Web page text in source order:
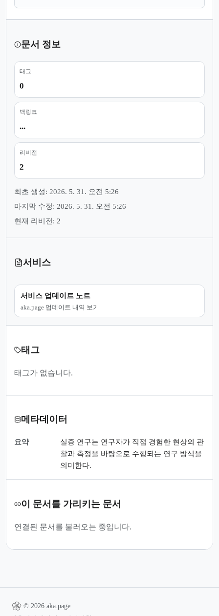
문서 정보
태그
0
백링크
...
리비전
2
최초 생성: 2026. 5. 31. 오전 5:26
마지막 수정: 2026. 5. 31. 오전 5:26
현재 리비전: 2
서비스
서비스 업데이트 노트
aka.page 업데이트 내역 보기
태그
태그가 없습니다.
메타데이터
요약
실증 연구는 연구자가 직접 경험한 현상의 관
찰과 측정을 바탕으로 수행되는 연구 방식을
의미한다.
이 문서를 가리키는 문서
연결된 문서를 불러오는 중입니다.
© 2026 aka.page